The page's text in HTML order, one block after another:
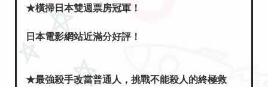
★橫掃日本雙週票房冠軍！
日本電影網站近滿分好評！
★最強殺手改當普通人，挑戰不能殺人的終極救